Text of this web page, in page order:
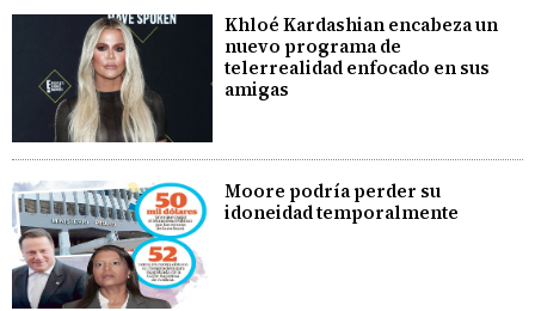
Khloé Kardashian encabeza un
nuevo programa de
telerrealidad enfocado en sus
amigas
Moore podría perder su
idoneidad temporalmente